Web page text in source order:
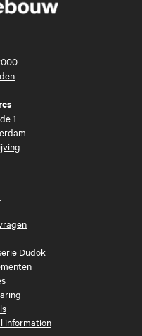
1
Dudok
information